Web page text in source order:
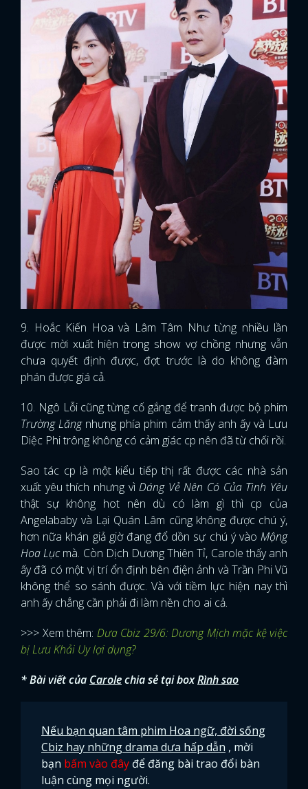
9. Hoắc Kiến Hoa và Lâm Tâm Như từng nhiều lần
được mời xuất hiện trong show vợ chồng nhưng vẫn
chưa quyết định được, đợt trước là do không đàm
phán được giá cả.
10. Ngô Lỗi cũng từng cố gắng để tranh được bộ phim
Trường Lăngnhưng phía phim cảm thấy anh ấy và Lưu
Diệc Phi trông không có cảm giác cp nên đã từ chối rồi.
Sao tác cp là một kiểu tiếp thị rất được các nhà sản
xuất yêu thích nhưng vìDáng Vẻ Nên Có Của Tình Yêu
thật sự không hot nên dù có làm gì thì cp của
Angelababy và Lại Quán Lâm cũng không được chú ý,
hơn nữa khán giả giờ đang đổ dồn sự chú ý vào Mộng
Hoa Lụcmà. Còn Dịch Dương Thiên Tỉ, Carole thấy anh
ấy đã có một vị trí ổn định bên điện ảnh và Trần Phi Vũ
không thể so sánh được. Và với tiềm lực hiện nay thì
anh ấy chẳng cần phải đi làm nền cho ai cả.
>>> Xem thêm: Dưa Cbiz 29/6: Dương Mịch mặc kệ việc
bị Lưu Khải Uy lợi dụng?
* Bài viết của Carolechia sẻ tại boxRình sao
Nếu bạn quan tâm phim Hoa ngữ, đời sống
Cbiz hay những drama dưa hấp dẫn , mời
bạn bấm vào đây để đăng bài trao đổi bàn
luận cùng mọi người.